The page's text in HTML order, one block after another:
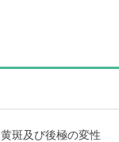
黄斑及び後極の変性